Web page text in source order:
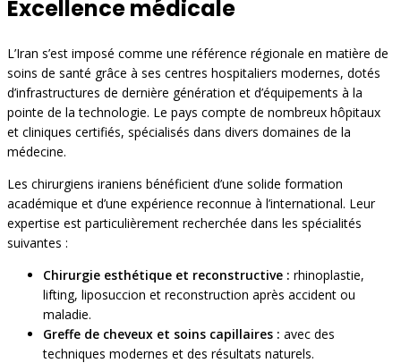
Excellence médicale
L’Iran s’est imposé comme une référence régionale en matière de
soins de santé grâce à ses centres hospitaliers modernes, dotés
d’infrastructures de dernière génération et d’équipements à la
pointe de la technologie. Le pays compte de nombreux hôpitaux
et cliniques certifiés, spécialisés dans divers domaines de la
médecine.
Les chirurgiens iraniens bénéficient d’une solide formation
académique et d’une expérience reconnue à l’international. Leur
expertise est particulièrement recherchée dans les spécialités
suivantes :
Chirurgie esthétique et reconstructive : rhinoplastie,
lifting, liposuccion et reconstruction après accident ou
maladie.
Greffe de cheveux et soins capillaires : avec des
techniques modernes et des résultats naturels.